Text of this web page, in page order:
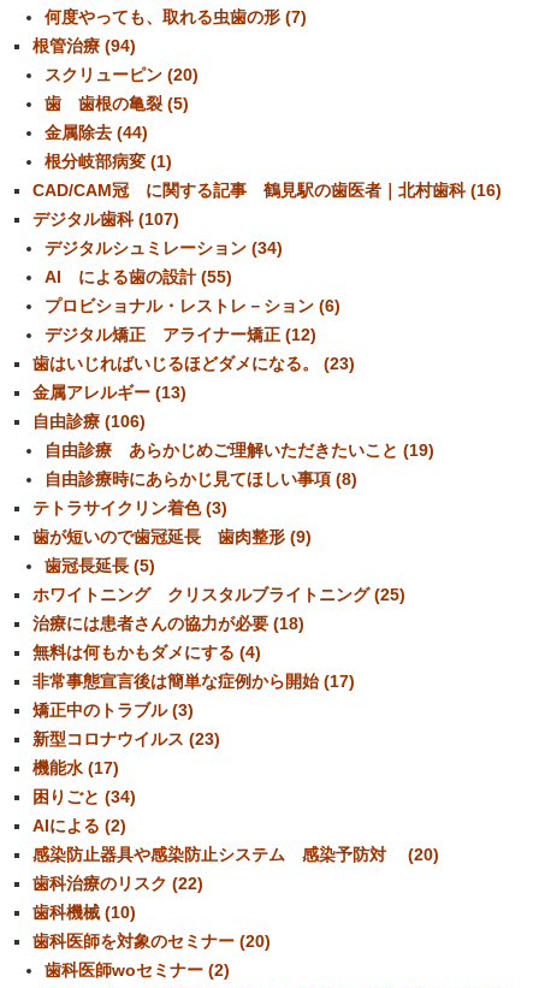
何度やっても、取れる虫歯の形 (7)
根管治療 (94)
スクリューピン (20)
歯 歯根の亀裂 (5)
金属除去 (44)
根分岐部病変 (1)
CAD/CAM冠 に関する記事 鶴見駅の歯医者｜北村歯科 (16)
デジタル歯科 (107)
デジタルシュミレーション (34)
AI による歯の設計 (55)
プロビショナル・レストレ－ション (6)
デジタル矯正 アライナー矯正 (12)
歯はいじればいじるほどダメになる。 (23)
金属アレルギー (13)
自由診療 (106)
自由診療 あらかじめご理解いただきたいこと (19)
自由診療時にあらかじ見てほしい事項 (8)
テトラサイクリン着色 (3)
歯が短いので歯冠延長 歯肉整形 (9)
歯冠長延長 (5)
ホワイトニング クリスタルブライトニング (25)
治療には患者さんの協力が必要 (18)
無料は何もかもダメにする (4)
非常事態宣言後は簡単な症例から開始 (17)
矯正中のトラブル (3)
新型コロナウイルス (23)
機能水 (17)
困りごと (34)
AIによる (2)
感染防止器具や感染防止システム 感染予防対 (20)
歯科治療のリスク (22)
歯科機械 (10)
歯科医師を対象のセミナー (20)
歯科医師woセミナー (2)